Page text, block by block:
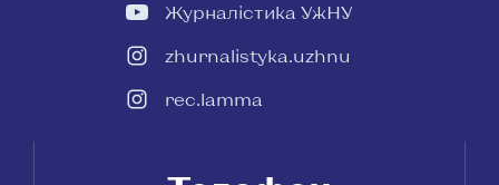
Журналістика УжНУ
zhurnalistyka.uzhnu
rec.lamma